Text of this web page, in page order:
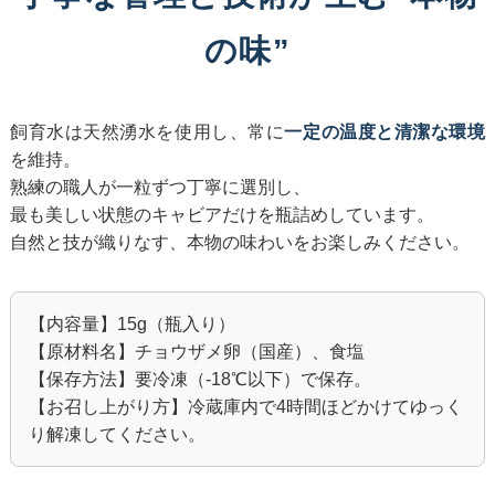
の味”
飼育水は天然湧水を使用し、常に一定の温度と清潔な環境
を維持。
熟練の職人が一粒ずつ丁寧に選別し、
最も美しい状態のキャビアだけを瓶詰めしています。
自然と技が織りなす、本物の味わいをお楽しみください。
【内容量】15g（瓶入り）
【原材料名】チョウザメ卵（国産）、食塩
【保存方法】要冷凍（-18℃以下）で保存。
【お召し上がり方】冷蔵庫内で4時間ほどかけてゆっく
り解凍してください。